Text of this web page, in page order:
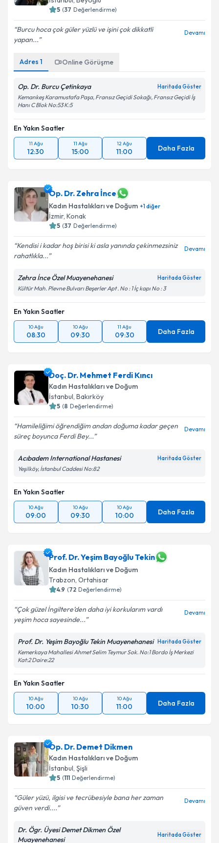
5 (37 Değerlendirme)
Burcu hoca çok güler yüzlü ve işini çok dikkatli
yapan...
Devamı
Adres 1 Online Görüşme
Op. Dr. Burcu Çetinkaya Haritada Göster
Kemankeş Karamustafa Paşa, Fransız Geçidi Sokağı, Fransız Geçidi İş
Hanı C Blok No:53 K:5
En Yakın Saatler
11 Ağu
12:30
11 Ağu
15:00
12 Ağu
11:00 Daha Fazla
Op. Dr. Zehra İnce
Kadın Hastalıkları ve Doğum +1diğer
İzmir, Konak
5 (37 Değerlendirme)
Kendisi i kadar hoş birisi ki asla yanında çekinmezsiniz
rahatlıkla...
Devamı
Zehra İnce Özel Muayenehanesi Haritada Göster
Kültür Mah. Plevne Bulvarı Beşerler Apt . No : 1 İç kapı No : 3
En Yakın Saatler
10 Ağu
08:30
10 Ağu
09:30
11 Ağu
09:30 Daha Fazla
Doç. Dr. Mehmet Ferdi Kıncı
Kadın Hastalıkları ve Doğum
İstanbul, Bakırköy
5 (8 Değerlendirme)
Hamileliğimi öğrendiğim andan doğuma kadar geçen
süreç boyunca Ferdi Bey...
Devamı
Acıbadem International Hastanesi Haritada Göster
Yeşilköy, İstanbul Caddesi No:82
En Yakın Saatler
10 Ağu
09:00
10 Ağu
09:30
10 Ağu
10:00 Daha Fazla
Prof. Dr. Yeşim Bayoğlu Tekin
Kadın Hastalıkları ve Doğum
Trabzon, Ortahisar
4.9 (72 Değerlendirme)
Çok güzel İngiltere’den daha iyi korkularım vardı
yeşim hoca sayesinde...
Devamı
Prof. Dr. Yeşim Bayoğlu Tekin Muayenehanesi Haritada Göster
Kemerkaya Mahallesi Ahmet Selim Teymur Sok. No:1 Bordo İş Merkezi
Kat:2 Daire:22
En Yakın Saatler
10 Ağu
10:00
10 Ağu
10:30
10 Ağu
11:00 Daha Fazla
Op. Dr. Demet Dikmen
Kadın Hastalıkları ve Doğum
İstanbul, Şişli
5 (111 Değerlendirme)
Güler yüzü, ilgisi ve tecrübesiyle bana her zaman
güven verdi....
Devamı
Dr. Ögr. Üyesi Demet Dikmen Özel
Muayenehanesi
Haritada Göster